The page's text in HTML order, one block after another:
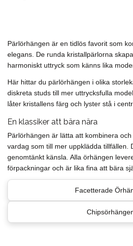
Pärlörhängen är en tidlös favorit som
elegans. De runda kristallpärlorna
harmoniskt uttryck som känns lika
Här hittar du pärlörhängen i olika
diskreta studs till mer uttrycksfulla
låter kristallens färg och lyster stå i
En klassiker att bära nära
Pärlörhängen är lätta att kombinera
vardag som till mer uppklädda tillfällen.
genomtänkt känsla. Alla örhängen
förpackningar och är lika fina att bära
Facetterade